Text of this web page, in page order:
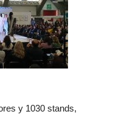
y 1030 stands,